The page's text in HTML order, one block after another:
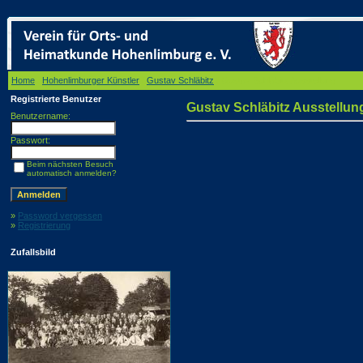
Home Hohenlimburger Künstler Gustav Schläbitz
Registrierte Benutzer
Benutzername:
Passwort:
Beim nächsten Besuch
automatisch anmelden?
» Password vergessen
» Registrierung
Zufallsbild
Gustav Schläbitz